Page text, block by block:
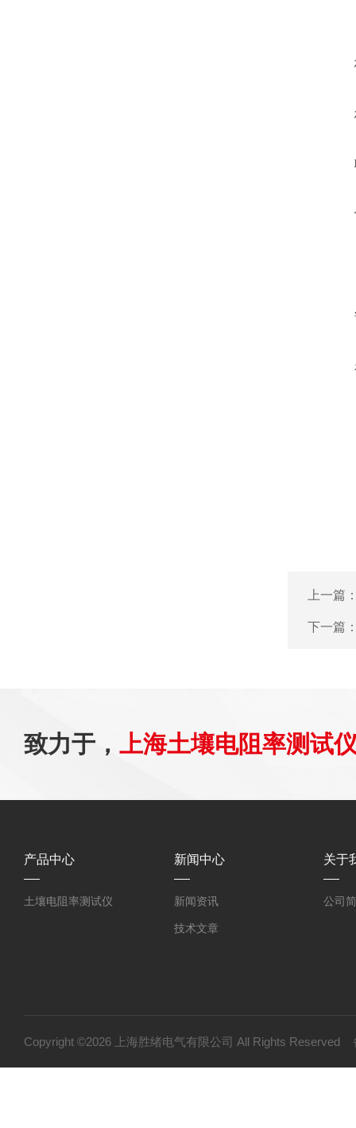
上一篇
下一篇
致力于， 上海土壤电阻率测试
产品中心
土壤电阻率测试仪
新闻中心
新闻资讯
技术文章
关于
公司
Copyright ©2026 上海胜绪电气有限公司 All Rights Reserved